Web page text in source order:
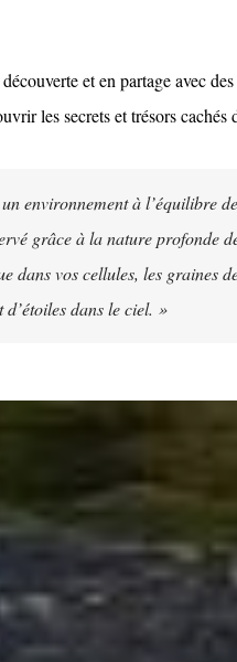
et en partage avec
les secrets et trésors cachés
environnement à l’équilibre
grâce à la nature profonde
dans vos cellules, les graines
dans le ciel. »